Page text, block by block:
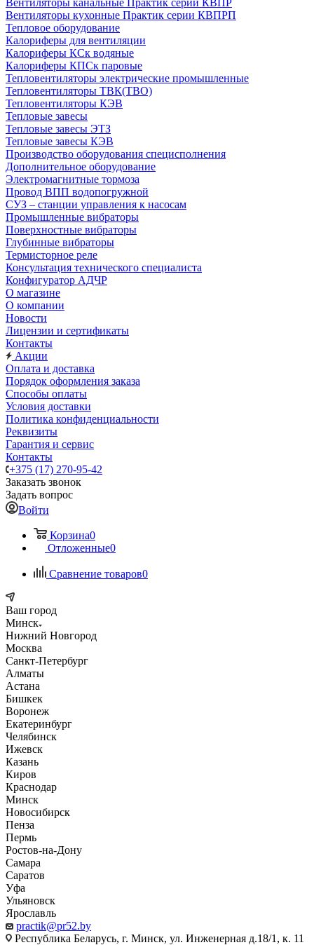
Вентиляторы канальные Практик серии КВПР
Вентиляторы кухонные Практик серии КВПРП
Тепловое оборудование
Калориферы для вентиляции
Калориферы КСк водяные
Калориферы КПСк паровые
Тепловентиляторы электрические промышленные
Тепловентиляторы ТВК(ТВО)
Тепловентиляторы КЭВ
Тепловые завесы
Тепловые завесы ЭТЗ
Тепловые завесы КЭВ
Производство оборудования специсполнения
Дополнительное оборудование
Электромагнитные тормоза
Провод ВПП водопогружной
СУЗ – станции управления к насосам
Промышленные вибраторы
Поверхностные вибраторы
Глубинные вибраторы
Термисторное реле
Консультация технического специалиста
Конфигуратор АДЧР
О магазине
О компании
Новости
Лицензии и сертификаты
Контакты
Акции
Оплата и доставка
Порядок оформления заказа
Способы оплаты
Условия доставки
Политика конфиденциальности
Реквизиты
Гарантия и сервис
Контакты
+375 (17) 270-95-42
Заказать звонок
Задать вопрос
Войти
Корзина0
Отложенные0
Сравнение товаров0
Ваш город
Минск
Нижний Новгород
Москва
Санкт-Петербург
Алматы
Астана
Бишкек
Воронеж
Екатеринбург
Челябинск
Ижевск
Казань
Киров
Краснодар
Минск
Новосибирск
Пенза
Пермь
Ростов-на-Дону
Самара
Саратов
Уфа
Ульяновск
Ярославль
practik@pr52.by
Республика Беларусь, г. Минск, ул. Инженерная д.18/1, к. 11